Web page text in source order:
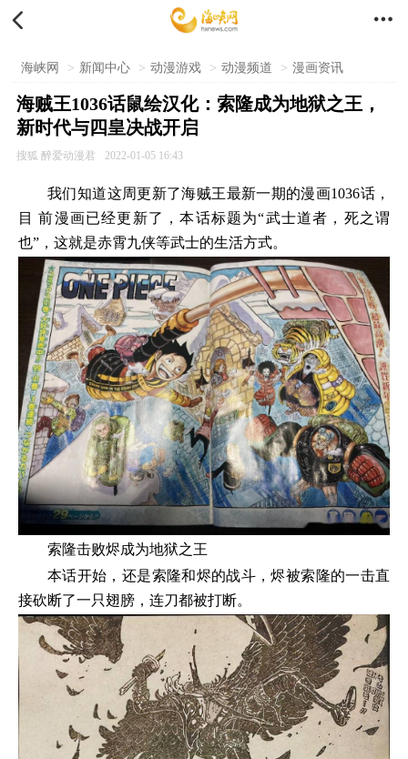
 
海峡网 > 新闻中心 > 动漫游戏 > 动漫频道 > 漫画资讯
海贼王1036话鼠绘汉化：索隆成为地狱之王，
新时代与四皇决战开启
搜狐 醉爱动漫君 2022-01-05 16:43
我们知道这周更新了海贼王最新一期的漫画1036话，
目 前漫画已经更新了，本话标题为“武士道者，死之谓
也”，这就是赤霄九侠等武士的生活方式。
索隆击败烬成为地狱之王
本话开始，还是索隆和烬的战斗，烬被索隆的一击直
接砍断了一只翅膀，连刀都被打断。